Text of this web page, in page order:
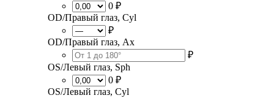
0 ₽
OD/Правый глаз, Cyl
₽
OD/Правый глаз, Ax
₽
OS/Левый глаз, Sph
0 ₽
OS/Левый глаз, Cyl